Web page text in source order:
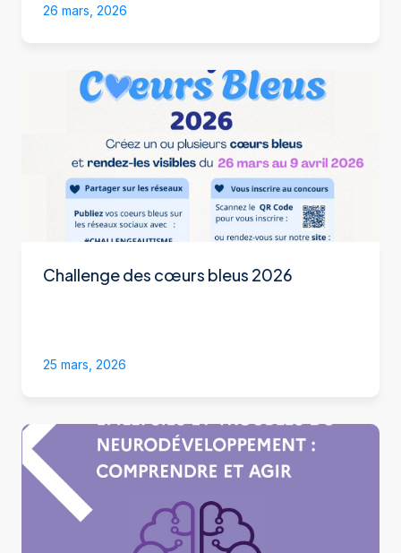
26 mars, 2026
Challenge des cœurs bleus 2026
25 mars, 2026